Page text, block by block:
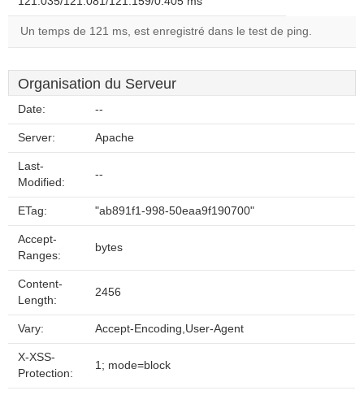
Un temps de 121 ms, est enregistré dans le test de ping.
Organisation du Serveur
Date: --
Server: Apache
Last-
Modified:
--
ETag: "ab891f1-998-50eaa9f190700"
Accept-
Ranges:
bytes
Content-
Length:
2456
Vary: Accept-Encoding,User-Agent
X-XSS-
Protection:
1; mode=block